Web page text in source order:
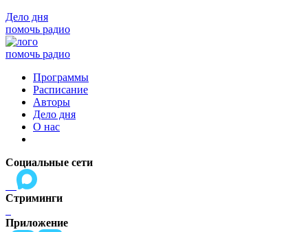
Дело дня
помочь радио
помочь радио
Программы
Расписание
Авторы
Дело дня
О нас
Социальные сети
Стриминги
Приложение